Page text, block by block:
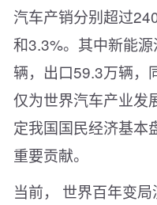
汽车产销分别超过
和3.3%。其中新能
辆，出口59.3万辆，
仅为世界汽车产业发
定我国国民经济基本
重要贡献。
当前， 世界百年变